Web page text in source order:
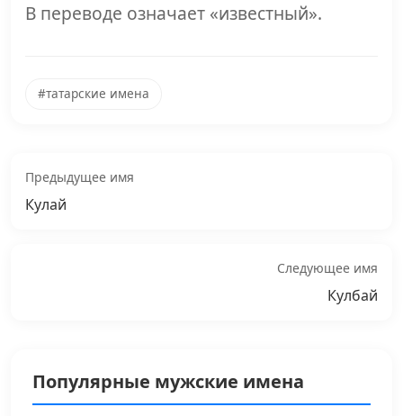
В переводе означает «известный».
#татарские имена
Предыдущее имя
Кулай
Следующее имя
Кулбай
Популярные мужские имена